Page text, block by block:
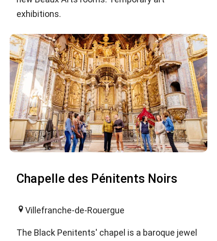
exhibitions.
Chapelle des Pénitents Noirs
Villefranche-de-Rouergue
The Black Penitents' chapel is a baroque jewel